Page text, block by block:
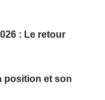
: Le retour
position et son